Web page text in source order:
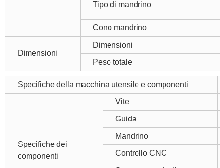
Tipo di mandrino
Cono mandrino
Dimensioni
Dimensioni
Peso totale
Specifiche della macchina utensile e componenti
Specifiche dei
componenti
Vite
Guida
Mandrino
Controllo CNC